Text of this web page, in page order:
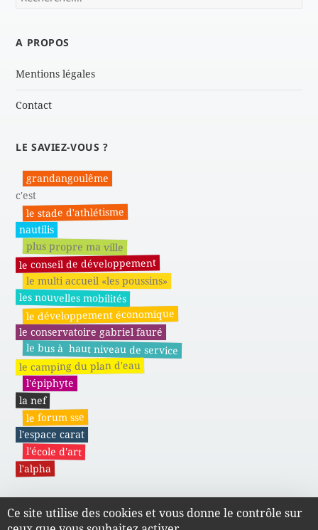
A PROPOS
Mentions légales
Contact
LE SAVIEZ-VOUS ?
grandangoulême
c'est
le stade d'athlétisme
nautilis
plus propre ma ville
le conseil de développement
le multi accueil «les poussins»
les nouvelles mobilités
le développement économique
le conservatoire gabriel fauré
le bus à haut niveau de service
le camping du plan d'eau
l'épiphyte
la nef
le forum sse
l'espace carat
l'école d'art
l'alpha
Actes administratifs du SMAPE
Ce site utilise des cookies et vous donne le contrôle sur